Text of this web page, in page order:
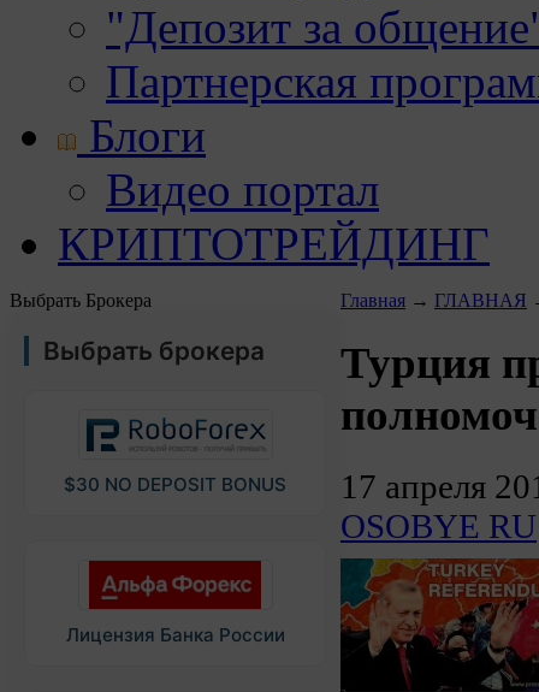
"Депозит за
Партнерская
Блоги
Видео портал
КРИПТОТРЕЙДИНГ
Выбрать Брокера
Выбрать брокера
$30 NO DEPOSIT BONUS
Лицензия Банка России
Главная → ГЛАВНАЯ
Турция
17 апреля
OSOBYE RU